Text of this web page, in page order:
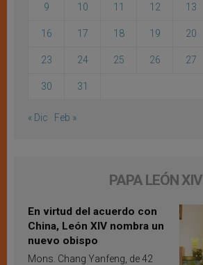
9 10 11 12 13
16 17 18 19 20
23 24 25 26 27
30 31
« Dic Feb »
PAPA LEÓN XIV
En virtud del acuerdo con
China, León XIV nombra un
nuevo obispo
Mons. Chang Yanfeng, de 42